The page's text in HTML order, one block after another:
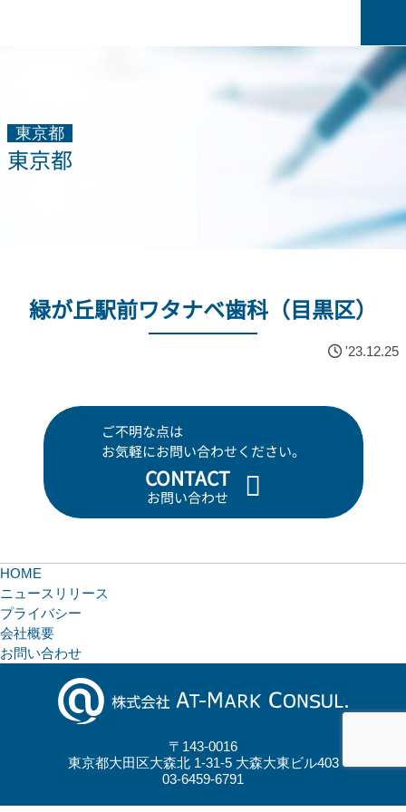
東京都
東京都
緑が丘駅前ワタナベ歯科（目黒区）
'23.12.25
ご不明な点は
お気軽にお問い合わせください。
CONTACT
お問い合わせ
HOME
ニュースリリース
プライバシー
会社概要
お問い合わせ
〒143-0016
東京都大田区大森北 1-31-5 大森大東ビル403
03-6459-6791